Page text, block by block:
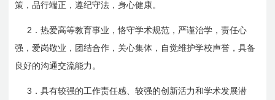
策，品行端正，遵纪守法，身心健康。
2 ．热爱高等教育事业，恪守学术规范，严谨治学，责任心
强，爱岗敬业，团结合作，关心集体，自觉维护学校声誉，具备
良好的沟通交流能力。
3 ．具有较强的工作责任感、较强的创新活力和学术发展潜